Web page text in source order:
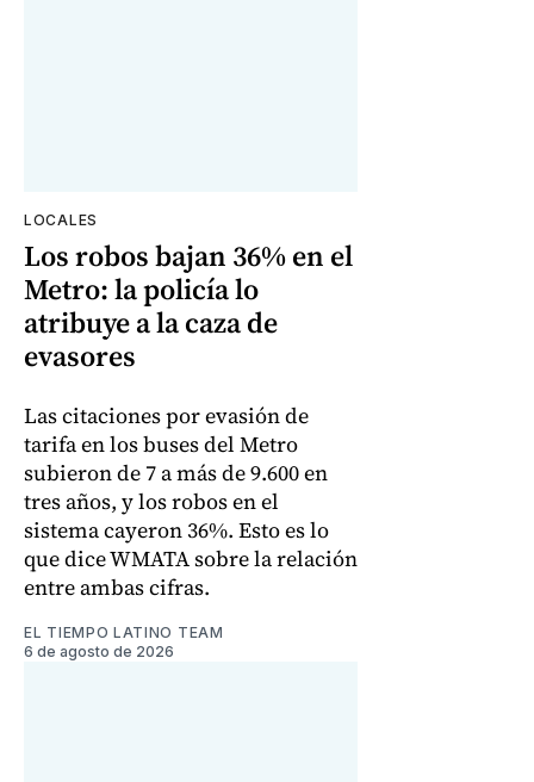
LOCALES
Los robos bajan 36% en el
Metro: la policía lo
atribuye a la caza de
evasores
Las citaciones por evasión de
tarifa en los buses del Metro
subieron de 7 a más de 9.600 en
tres años, y los robos en el
sistema cayeron 36%. Esto es lo
que dice WMATA sobre la relación
entre ambas cifras.
EL TIEMPO LATINO TEAM
6 de agosto de 2026